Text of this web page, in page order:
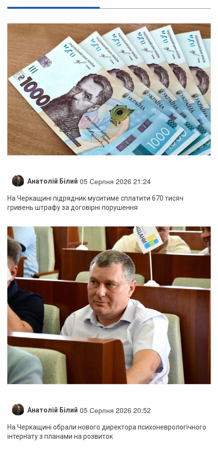
Анатолій Білий 05 Серпня 2026 21:24
На Черкащині підрядник муситиме сплатити 670 тисяч
гривень штрафу за договірні порушення
Анатолій Білий 05 Серпня 2026 20:52
На Черкащині обрали нового директора психоневрологічного
інтернату з планами на розвиток